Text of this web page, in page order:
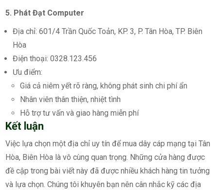
5. Phát Đạt Computer
Địa chỉ: 601/4 Trần Quốc Toản, KP. 3, P. Tân Hòa, TP. Biên
Hòa
Điện thoại: 0328.123.456
Ưu điểm:
Giá cả niêm yết rõ ràng, không phát sinh chi phí ẩn
Nhân viên thân thiện, nhiệt tình
Hỗ trợ tư vấn và giao hàng miễn phí
Kết luận
Việc lựa chọn một địa chỉ uy tín để mua dây cáp mạng tại Tân
Hòa, Biên Hòa là vô cùng quan trọng. Những cửa hàng được
đề cập trong bài viết này đã được nhiều khách hàng tin tưởng
và lựa chọn. Chúng tôi khuyên bạn nên cân nhắc kỹ các địa